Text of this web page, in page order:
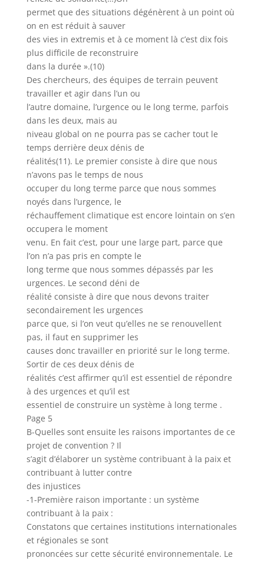
permet que des situations dégénèrent à un point où
on en est réduit à sauver
des vies in extremis et à ce moment là c’est dix fois
plus difficile de reconstruire
dans la durée ».(10)
Des chercheurs, des équipes de terrain peuvent
travailler et agir dans l’un ou
l’autre domaine, l’urgence ou le long terme, parfois
dans les deux, mais au
niveau global on ne pourra pas se cacher tout le
temps derrière deux dénis de
réalités(11). Le premier consiste à dire que nous
n’avons pas le temps de nous
occuper du long terme parce que nous sommes
noyés dans l’urgence, le
réchauffement climatique est encore lointain on s’en
occupera le moment
venu. En fait c’est, pour une large part, parce que
l’on n’a pas pris en compte le
long terme que nous sommes dépassés par les
urgences. Le second déni de
réalité consiste à dire que nous devons traiter
secondairement les urgences
parce que, si l’on veut qu’elles ne se renouvellent
pas, il faut en supprimer les
causes donc travailler en priorité sur le long terme.
Sortir de ces deux dénis de
réalités c’est affirmer qu’il est essentiel de répondre
à des urgences et qu’il est
essentiel de construire un système à long terme .
Page 5
B-Quelles sont ensuite les raisons importantes de ce
projet de convention ? Il
s’agit d’élaborer un système contribuant à la paix et
contribuant à lutter contre
des injustices
-1-Première raison importante : un système
contribuant à la paix :
Constatons que certaines institutions internationales
et régionales se sont
prononcées sur cette sécurité environnementale. Le